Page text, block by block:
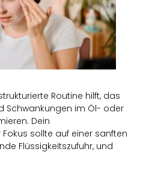
Routine hilft, das
Schwankungen im Öl- oder
Dein
Fokus sollte auf einer sanften
Flüssigkeitszufuhr, und